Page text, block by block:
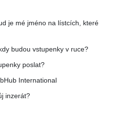
je mé jméno na lístcích, které
budou vstupenky v ruce?
poslat?
International
inzerát?